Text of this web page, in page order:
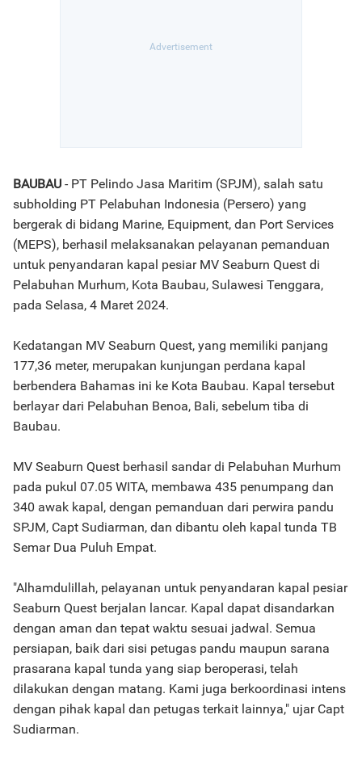
BAUBAU - PT Pelindo Jasa Maritim (SPJM), salah satu
subholding PT Pelabuhan Indonesia (Persero) yang
bergerak di bidang Marine, Equipment, dan Port Services
(MEPS), berhasil melaksanakan pelayanan pemanduan
untuk penyandaran kapal pesiar MV Seaburn Quest di
Pelabuhan Murhum, Kota Baubau, Sulawesi Tenggara,
pada Selasa, 4 Maret 2024.
Kedatangan MV Seaburn Quest, yang memiliki panjang
177,36 meter, merupakan kunjungan perdana kapal
berbendera Bahamas ini ke Kota Baubau. Kapal tersebut
berlayar dari Pelabuhan Benoa, Bali, sebelum tiba di
Baubau.
MV Seaburn Quest berhasil sandar di Pelabuhan Murhum
pada pukul 07.05 WITA, membawa 435 penumpang dan
340 awak kapal, dengan pemanduan dari perwira pandu
SPJM, Capt Sudiarman, dan dibantu oleh kapal tunda TB
Semar Dua Puluh Empat.
"Alhamdulillah, pelayanan untuk penyandaran kapal pesiar
Seaburn Quest berjalan lancar. Kapal dapat disandarkan
dengan aman dan tepat waktu sesuai jadwal. Semua
persiapan, baik dari sisi petugas pandu maupun sarana
prasarana kapal tunda yang siap beroperasi, telah
dilakukan dengan matang. Kami juga berkoordinasi intens
dengan pihak kapal dan petugas terkait lainnya," ujar Capt
Sudiarman.